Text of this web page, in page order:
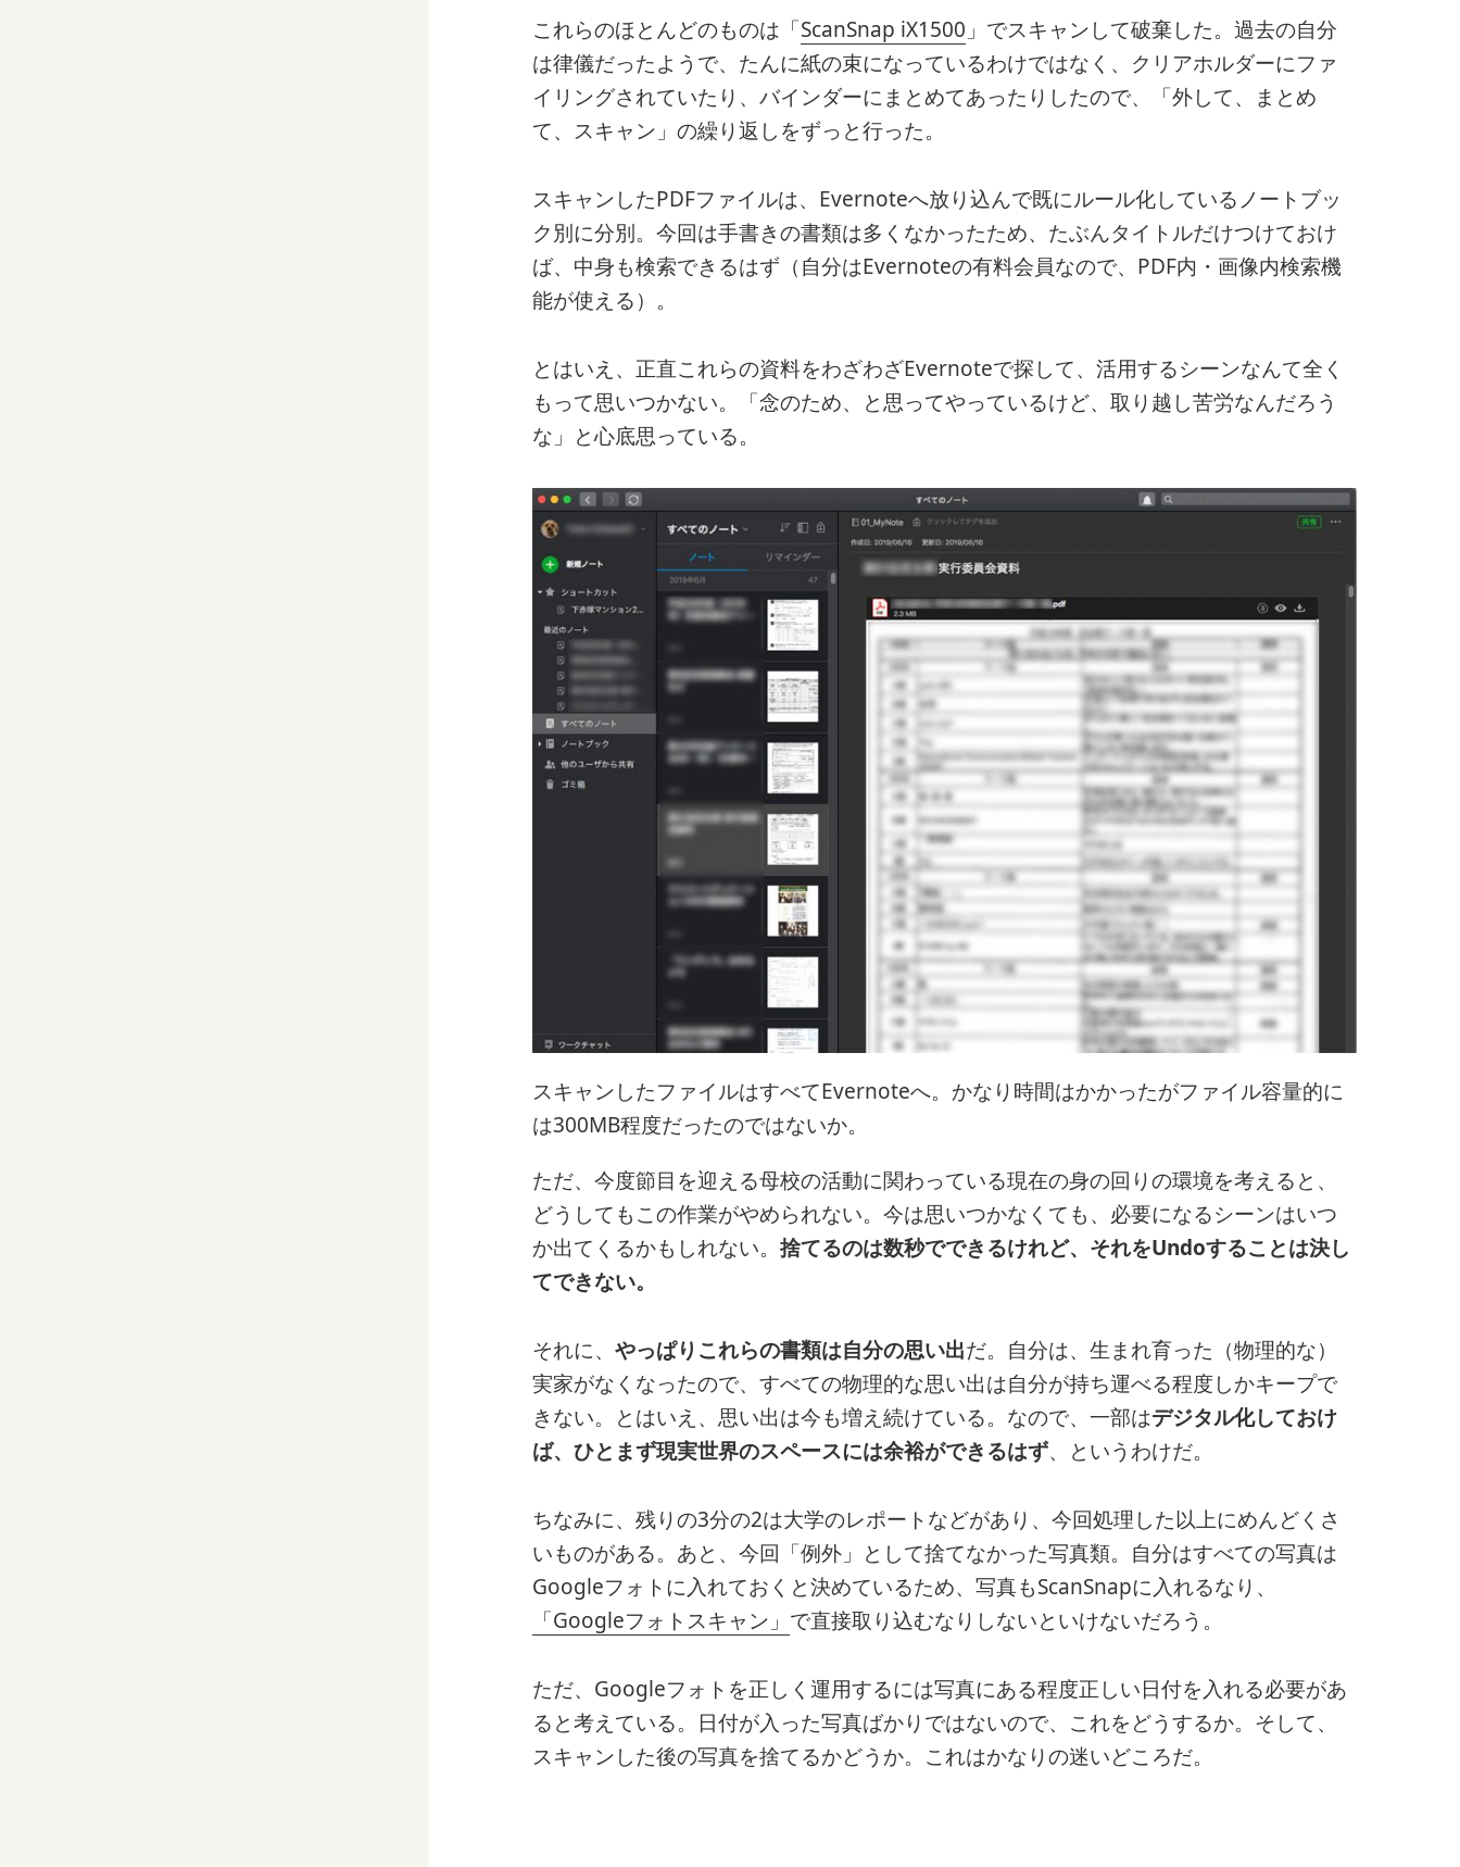
これらのほとんどのものは「ScanSnap iX1500 」でスキャンして破棄した。過去の自分
は律儀だったようで、たんに紙の束になっているわけではなく、クリアホルダーにファ
イリングされていたり、バインダーにまとめてあったりしたので、「外して、まとめ
て、スキャン」の繰り返しをずっと行った。
スキャンしたPDFファイルは、Evernoteへ放り込んで既にルール化しているノートブッ
ク別に分別。今回は手書きの書類は多くなかったため、たぶんタイトルだけつけておけ
ば、中身も検索できるはず（自分はEvernoteの有料会員なので、PDF内・画像内検索機
能が使える）。
とはいえ、正直これらの資料をわざわざEvernoteで探して、活用するシーンなんて全く
もって思いつかない。「念のため、と思ってやっているけど、取り越し苦労なんだろう
な」と心底思っている。
スキャンしたファイルはすべてEvernoteへ。かなり時間はかかったがファイル容量的に
は300MB程度だったのではないか。
ただ、今度節目を迎える母校の活動に関わっている現在の身の回りの環境を考えると、
どうしてもこの作業がやめられない。今は思いつかなくても、必要になるシーンはいつ
か出てくるかもしれない。捨てるのは数秒でできるけれど、それをUndoすることは決し
てできない。
それに、やっぱりこれらの書類は自分の思い出だ。自分は、生まれ育った（物理的な）
実家がなくなったので、すべての物理的な思い出は自分が持ち運べる程度しかキープで
きない。とはいえ、思い出は今も増え続けている。なので、一部はデジタル化しておけ
ば、ひとまず現実世界のスペースには余裕ができるはず、というわけだ。
ちなみに、残りの3分の2は大学のレポートなどがあり、今回処理した以上にめんどくさ
いものがある。あと、今回「例外」として捨てなかった写真類。自分はすべての写真は
Googleフォトに入れておくと決めているため、写真もScanSnapに入れるなり、
「Googleフォトスキャン」 で直接取り込むなりしないといけないだろう。
ただ、Googleフォトを正しく運用するには写真にある程度正しい日付を入れる必要があ
ると考えている。日付が入った写真ばかりではないので、これをどうするか。そして、
スキャンした後の写真を捨てるかどうか。これはかなりの迷いどころだ。